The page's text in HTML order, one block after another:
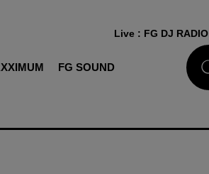
FG SOUND
Live : FG DJ RADIO